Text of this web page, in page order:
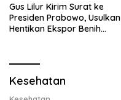
Gus Lilur Kirim Surat ke
Presiden Prabowo, Usulkan
Hentikan Ekspor Benih
Kesehatan